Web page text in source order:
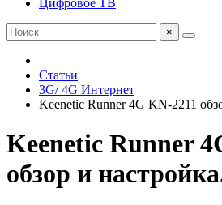
Цифровое ТВ
×
Статьи
3G/ 4G Интернет
Keenetic Runner 4G KN-2211
Keenetic Runner
обзор и